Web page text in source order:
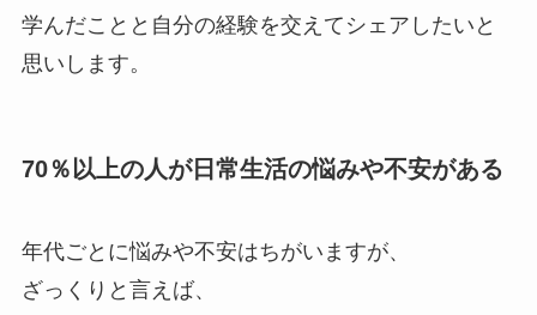
学んだことと自分の経験を交えてシェアしたいと
思いします。
70％以上の人が日常生活の悩みや不安がある
年代ごとに悩みや不安はちがいますが、
ざっくりと言えば、